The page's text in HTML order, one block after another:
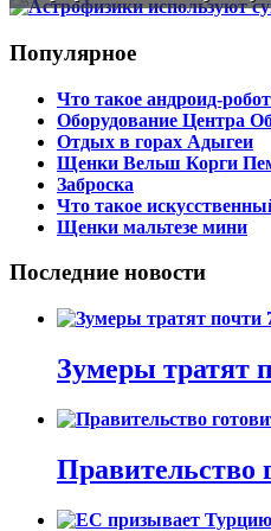
Популярное
Что такое андроид-
Оборудование Центра
Отдых в горах Адыгеи
Щенки Вельш Корги
Заброска
Что такое
Щенки мальтезе мини
Последние новости
Зумеры тратят
Правительство